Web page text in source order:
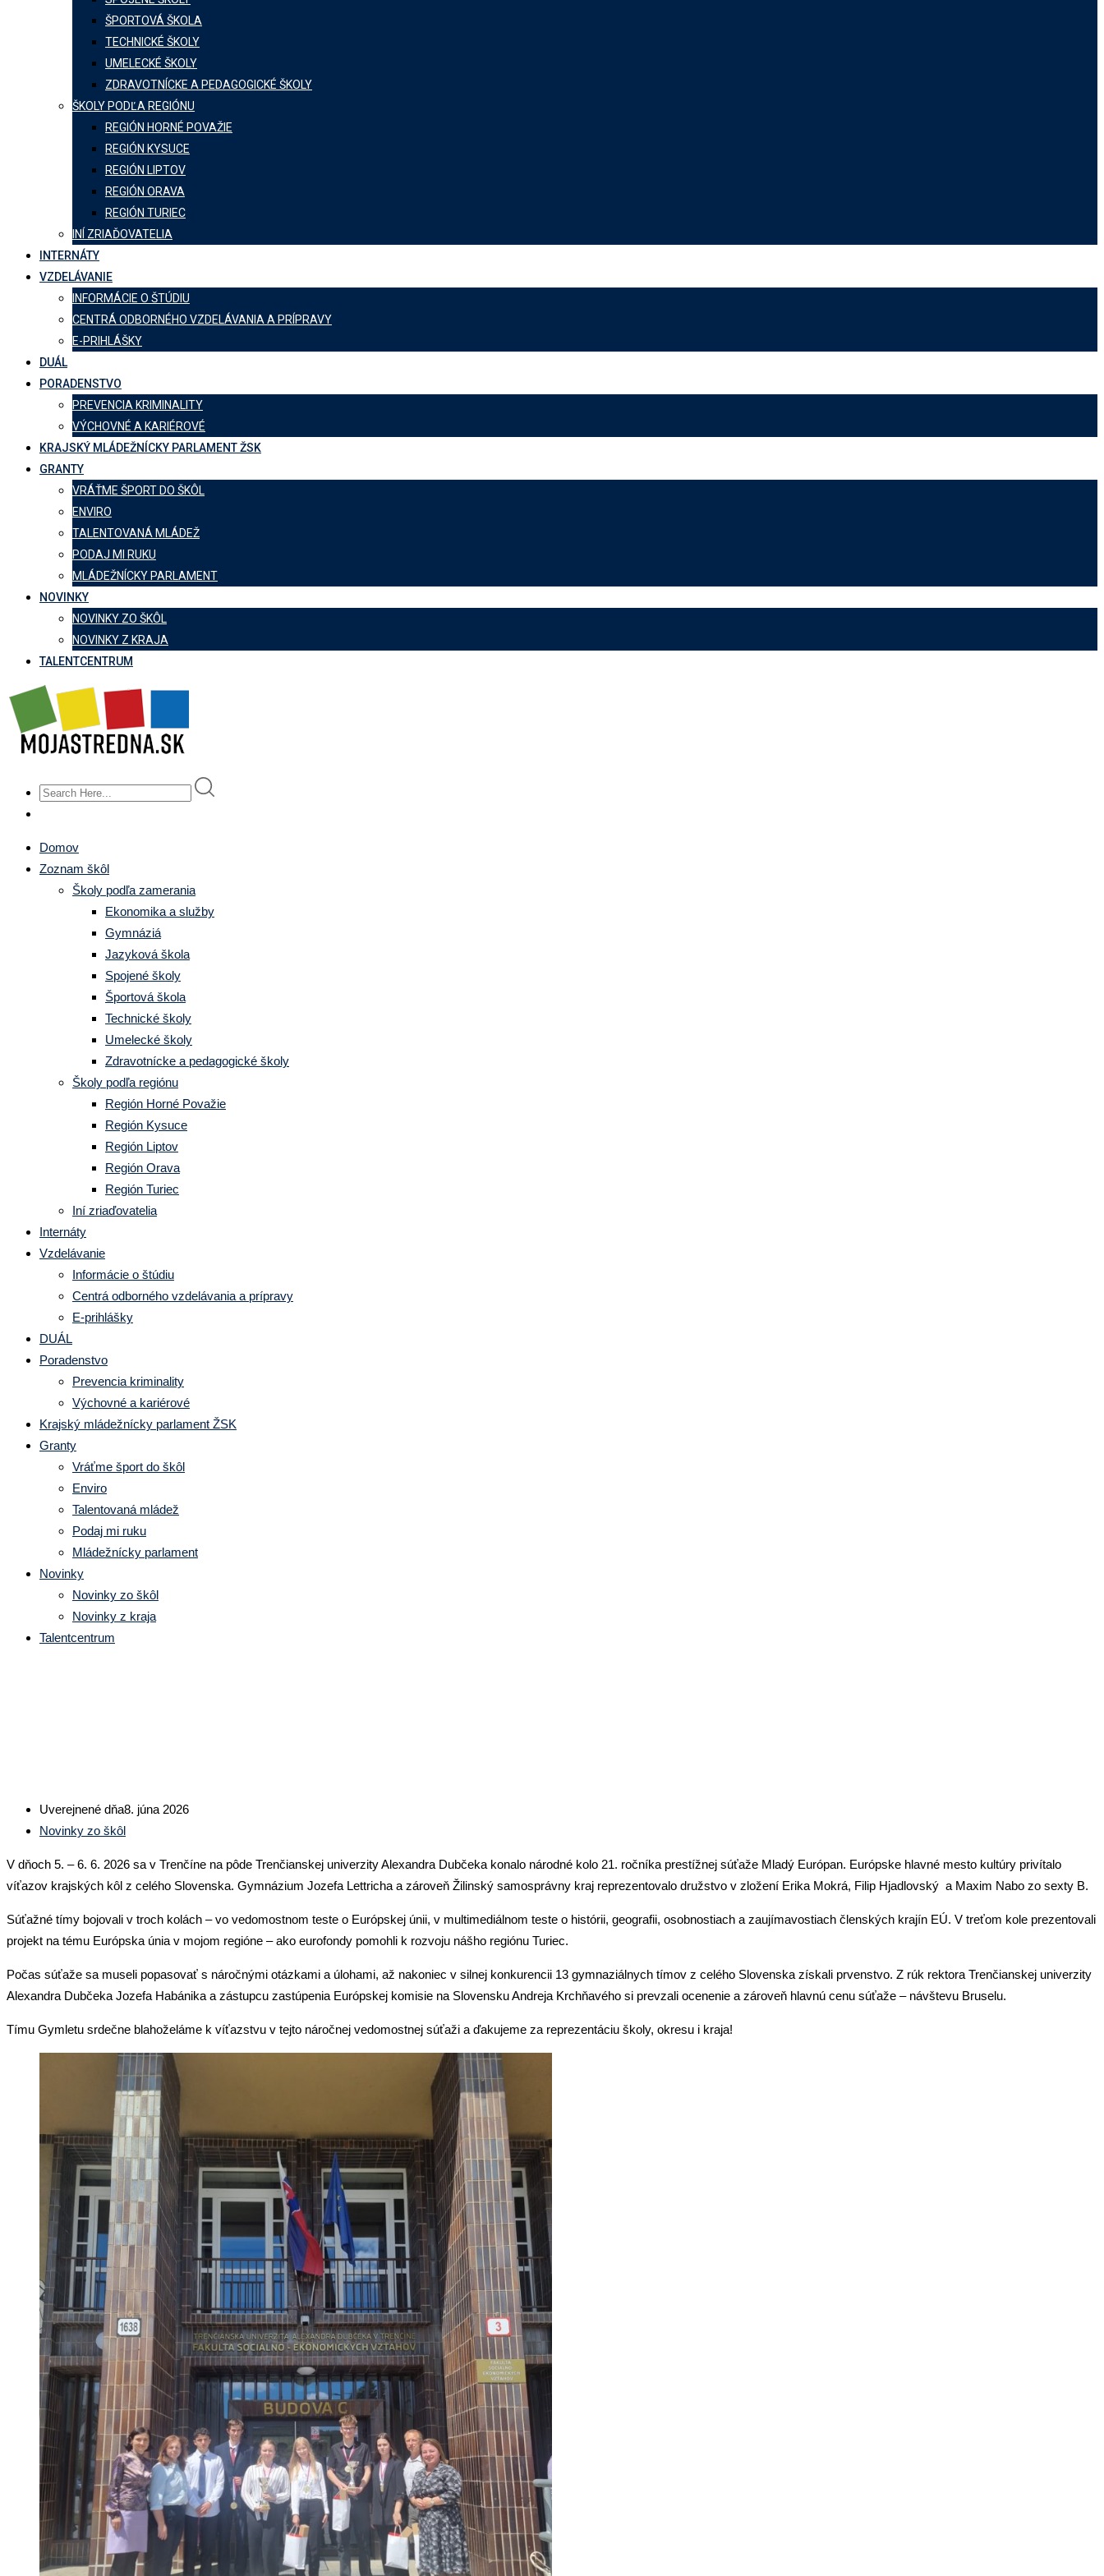
ŠPORTOVÁ ŠKOLA
TECHNICKÉ ŠKOLY
UMELECKÉ ŠKOLY
ZDRAVOTNÍCKE A PEDAGOGICKÉ ŠKOLY
ŠKOLY PODĽA REGIÓNU
REGIÓN HORNÉ POVAŽIE
REGIÓN KYSUCE
REGIÓN LIPTOV
REGIÓN ORAVA
REGIÓN TURIEC
INÍ ZRIAĎOVATELIA
INTERNÁTY
VZDELÁVANIE
INFORMÁCIE O ŠTÚDIU
CENTRÁ ODBORNÉHO VZDELÁVANIA A PRÍPRAVY
E-PRIHLÁŠKY
DUÁL
PORADENSTVO
PREVENCIA KRIMINALITY
VÝCHOVNÉ A KARIÉROVÉ
KRAJSKÝ MLÁDEŽNÍCKY PARLAMENT ŽSK
GRANTY
VRÁŤME ŠPORT DO ŠKÔL
ENVIRO
TALENTOVANÁ MLÁDEŽ
PODAJ MI RUKU
MLÁDEŽNÍCKY PARLAMENT
NOVINKY
NOVINKY ZO ŠKÔL
NOVINKY Z KRAJA
TALENTCENTRUM
Domov
Zoznam škôl
Školy podľa zamerania
Ekonomika a služby
Gymnáziá
Jazyková škola
Spojené školy
Športová škola
Technické školy
Umelecké školy
Zdravotnícke a pedagogické školy
Školy podľa regiónu
Región Horné Považie
Región Kysuce
Región Liptov
Región Orava
Región Turiec
Iní zriaďovatelia
Internáty
Vzdelávanie
Informácie o štúdiu
Centrá odborného vzdelávania a prípravy
E-prihlášky
DUÁL
Poradenstvo
Prevencia kriminality
Výchovné a kariérové
Krajský mládežnícky parlament ŽSK
Granty
Vráťme šport do škôl
Enviro
Talentovaná mládež
Podaj mi ruku
Mládežnícky parlament
Novinky
Novinky zo škôl
Novinky z kraja
Talentcentrum
Uverejnené dňa8. júna 2026
Novinky zo škôl
V dňoch 5. – 6. 6. 2026 sa v Trenčíne na pôde Trenčianskej univerzity Alexandra Dubčeka konalo národné kolo 21. ročníka prestížnej súťaže Mladý Európan. Európske hlavné mesto kultúry privítalo
víťazov krajských kôl z celého Slovenska. Gymnázium Jozefa Lettricha a zároveň Žilinský samosprávny kraj reprezentovalo družstvo v zložení Erika Mokrá, Filip Hjadlovský a Maxim Nabo zo sexty B.
Súťažné tímy bojovali v troch kolách – vo vedomostnom teste o Európskej únii, v multimediálnom teste o histórii, geografii, osobnostiach a zaujímavostiach členských krajín EÚ. V treťom kole prezentovali
projekt na tému Európska únia v mojom regióne – ako eurofondy pomohli k rozvoju nášho regiónu Turiec.
Počas súťaže sa museli popasovať s náročnými otázkami a úlohami, až nakoniec v silnej konkurencii 13 gymnaziálnych tímov z celého Slovenska získali prvenstvo. Z rúk rektora Trenčianskej univerzity
Alexandra Dubčeka Jozefa Habánika a zástupcu zastúpenia Európskej komisie na Slovensku Andreja Krchňavého si prevzali ocenenie a zároveň hlavnú cenu súťaže – návštevu Bruselu.
Tímu Gymletu srdečne blahoželáme k víťazstvu v tejto náročnej vedomostnej súťaži a ďakujeme za reprezentáciu školy, okresu i kraja!